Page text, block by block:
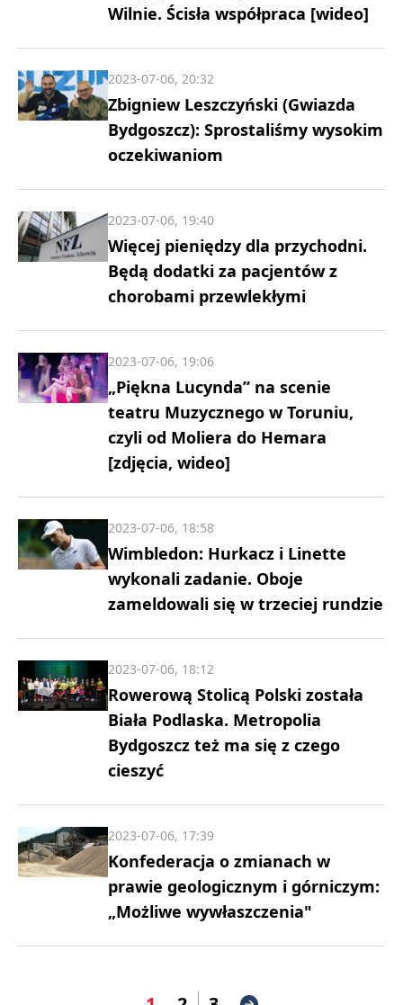
Wilnie. Ścisła współpraca [wideo]
Zbigniew Leszczyński (Gwiazda
Bydgoszcz): Sprostaliśmy wysokim
oczekiwaniom
2023-07-06, 20:32
Więcej pieniędzy dla przychodni.
Będą dodatki za pacjentów z
chorobami przewlekłymi
2023-07-06, 19:40
„Piękna Lucynda” na scenie
teatru Muzycznego w Toruniu,
czyli od Moliera do Hemara
[zdjęcia, wideo]
2023-07-06, 19:06
Wimbledon: Hurkacz i Linette
wykonali zadanie. Oboje
zameldowali się w trzeciej rundzie
2023-07-06, 18:58
Rowerową Stolicą Polski została
Biała Podlaska. Metropolia
Bydgoszcz też ma się z czego
cieszyć
2023-07-06, 18:12
Konfederacja o zmianach w
prawie geologicznym i górniczym:
„Możliwe wywłaszczenia"
2023-07-06, 17:39